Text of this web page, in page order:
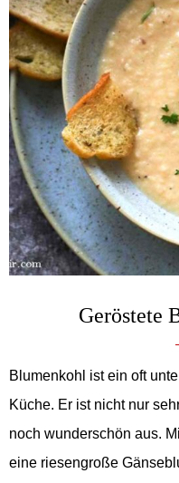
Geröstete
Blumenkohl ist ein oft
Küche. Er ist nicht nur
noch wunderschön aus.
eine riesengroße